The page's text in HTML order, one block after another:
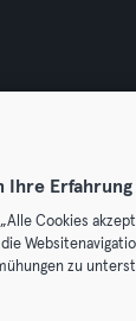
GmbH. All
Ihre Erfahrung
Cookies
zu